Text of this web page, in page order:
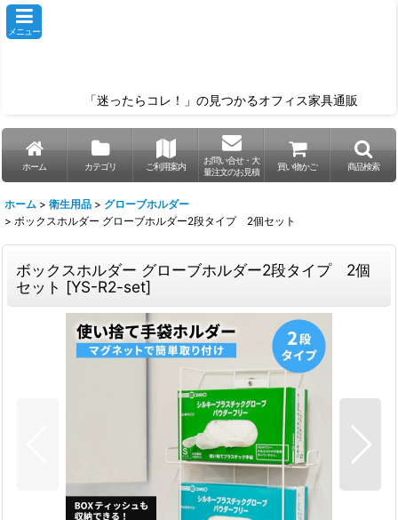
メニュー
「迷ったらコレ！」の見つかるオフィス家具通販
ホーム カテゴリ ご利用案内
お問い合せ・大
量注文のお見積
買い物かご 商品検索
ホーム > 衛生用品 > グローブホルダー
> ボックスホルダー グローブホルダー2段タイプ 2個セット
ボックスホルダー グローブホルダー2段タイプ 2個
セット [YS-R2-set]